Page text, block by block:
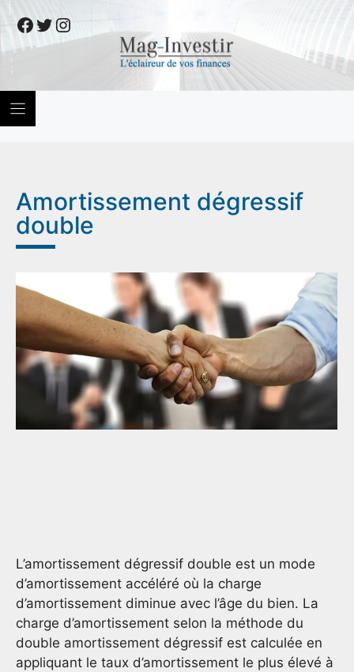
to
content
Facebook
Twitter
Instagram
Amortissement dégressif
double
L’amortissement dégressif double est un mode
d’amortissement accéléré où la charge
d’amortissement diminue avec l’âge du bien. La
charge d’amortissement selon la méthode du
double amortissement dégressif est calculée en
appliquant le taux d’amortissement le plus élevé à